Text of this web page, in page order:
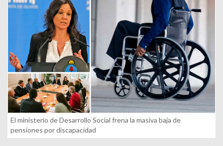
El ministerio de Desarrollo Social frena la masiva baja de
pensiones por discapacidad